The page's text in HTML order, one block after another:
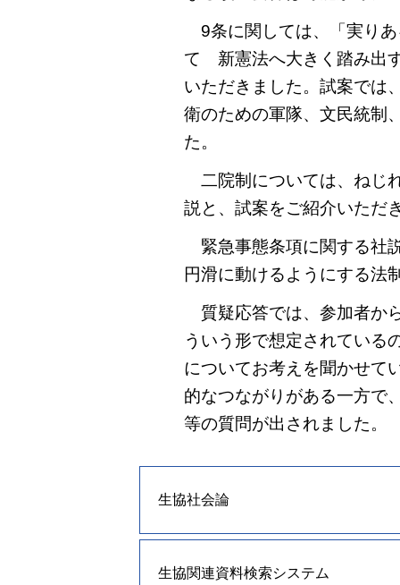
9条に関しては、「実り
て 新憲法へ大きく踏み出
いただきました。試案では
衛のための軍隊、文民統制
た。
二院制については、ねじ
説と、試案をご紹介いただ
緊急事態条項に関する社
円滑に動けるようにする法
質疑応答では、参加者か
ういう形で想定されている
についてお考えを聞かせて
的なつながりがある一方で
等の質問が出されました。
生協社会論
生協関連資料検索システム